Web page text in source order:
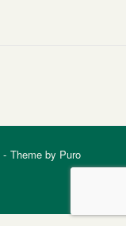
Theme by Puro